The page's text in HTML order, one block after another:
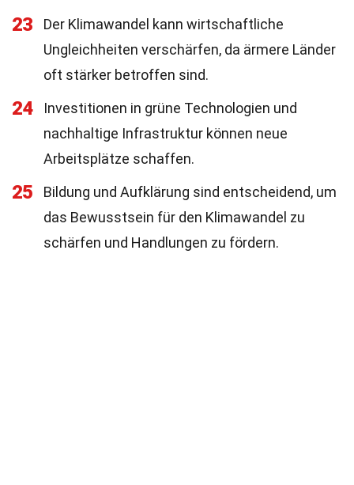
23
Der Klimawandel kann wirtschaftliche
Ungleichheiten verschärfen, da ärmere Länder
oft stärker betroffen sind.
24
Investitionen in grüne Technologien und
nachhaltige Infrastruktur können neue
Arbeitsplätze schaffen.
25
Bildung und Aufklärung sind entscheidend, um
das Bewusstsein für den Klimawandel zu
schärfen und Handlungen zu fördern.